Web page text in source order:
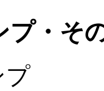
プ・そ
プ